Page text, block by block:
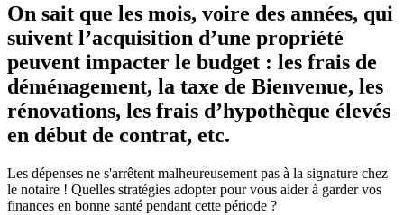
On sait que les mois, voire des années, qui
suivent l’acquisition d’une propriété
peuvent impacter le budget : les frais de
déménagement, la taxe de Bienvenue, les
rénovations, les frais d’hypothèque élevés
en début de contrat, etc.
Les dépenses ne s'arrêtent malheureusement pas à la signature chez
le notaire ! Quelles stratégies adopter pour vous aider à garder vos
finances en bonne santé pendant cette période ?